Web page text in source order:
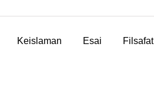
Keislaman Esai Filsafat